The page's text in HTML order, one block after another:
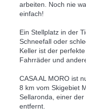
arbeiten. Noch nie
einfach!
Ein Stellplatz in der
Schneefall oder
Keller ist der
Fahrräder und
CASA AL MORO ist
8 km vom Skigebiet
Sellaronda, einer
entfernt.